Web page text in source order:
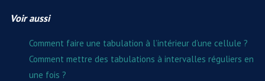
Voir aussi
Comment faire une tabulation à l’intérieur d’une cellule ?
Comment mettre des tabulations à intervalles réguliers en
une fois ?